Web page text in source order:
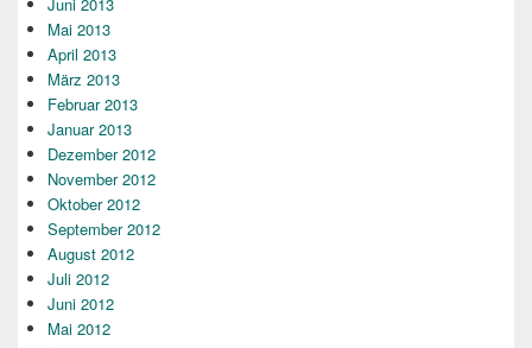
Mai 2013
April 2013
März 2013
Februar 2013
Januar 2013
Dezember 2012
November 2012
Oktober 2012
September 2012
August 2012
Juli 2012
Juni 2012
Mai 2012